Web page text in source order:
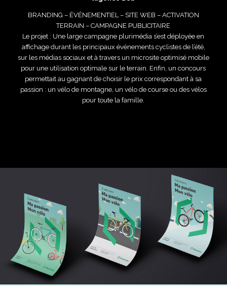
BRANDING – ÉVÉNEMENTIEL – SITE WEB – ACTIVATION
TERRAIN – CAMPAGNE PUBLICITAIRE
Le projet : Une large campagne plurimédia s’est déployée en
affichage durant les principaux événements cyclistes de l’été,
sur les médias sociaux et à travers un microsite optimisé mobile
pour une utilisation optimale sur le terrain. Enfin, un concours
permettait au gagnant de choisir le prix correspondant à sa
passion : un vélo de montagne, un vélo de course ou des vélos
pour toute la famille.